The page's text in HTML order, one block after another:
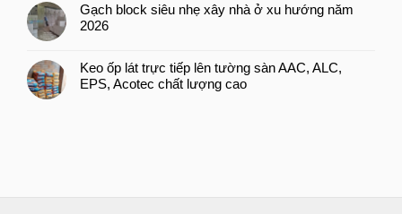
Gạch block siêu nhẹ xây nhà ở xu hướng năm
2026
Keo ốp lát trực tiếp lên tường sàn AAC, ALC,
EPS, Acotec chất lượng cao